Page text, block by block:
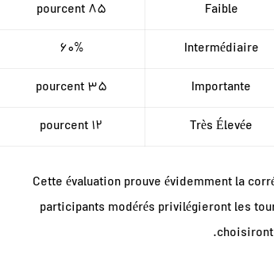
Faible
85 pourcent
Intermédiaire ۶۰%
Importante
35 pourcent
Très Élevée
12 pourcent
Cette évaluation prouve évidemment la
participants modérés privilégieront les